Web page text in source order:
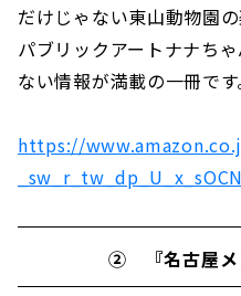
だけじゃない東山動物園
パブリックアートナナち
ない情報が満載の一冊です
https://
② 『名古屋メ